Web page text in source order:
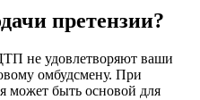
претензии?
не удовлетворяют ваши
омбудсмену. При
может быть основой для